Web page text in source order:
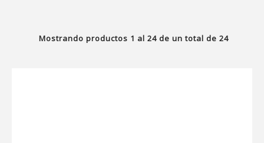
Mostrando productos 1 al 24de un total de 24